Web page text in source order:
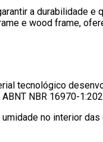
a durabilidade
e wood frame,
tecnológico
NBR 16970-
no interior